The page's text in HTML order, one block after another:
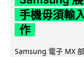
手機毋須輸
作
Samsung 電子 MX